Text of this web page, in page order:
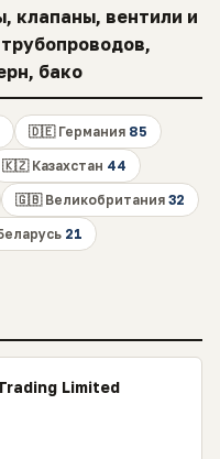
клапаны, вентили и
бако
🇩🇪 Германия 85
🇰🇿 Казахстан 44
🇬🇧 Великобритания 32
21
Limited